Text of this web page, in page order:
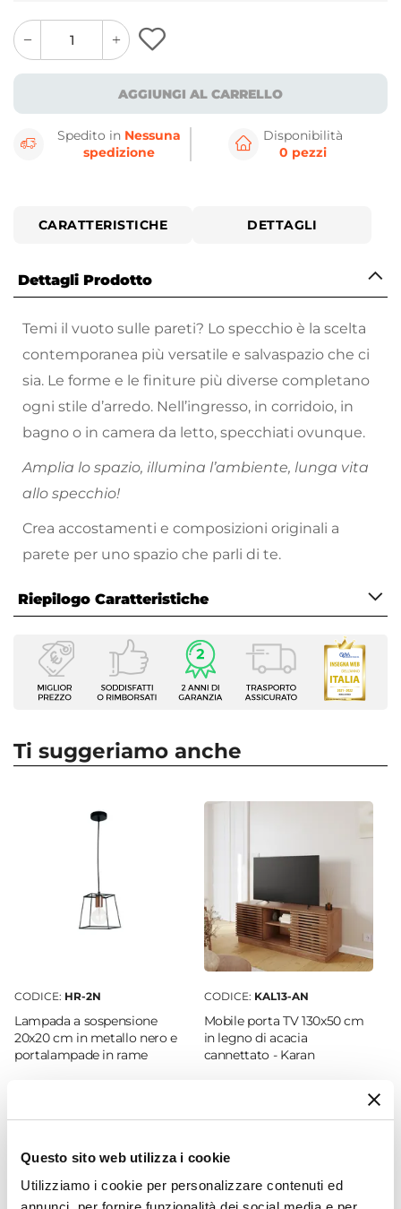
Questo sito web utilizza i cookie
Utilizziamo i cookie per personalizzare contenuti ed
quantity
button
quantity
minus
button
AGGIUNGI AL CARRELLO
Spedito in Nessuna
spedizione
Disponibilità
0 pezzi
CARATTERISTICHE DETTAGLI
Dettagli Prodotto
Temi il vuoto sulle pareti? Lo specchio è la scelta
contemporanea più versatile e salvaspazio che ci
sia. Le forme e le finiture più diverse completano
ogni stile d’arredo. Nell’ingresso, in corridoio, in
bagno o in camera da letto, specchiati ovunque.
Amplia lo spazio, illumina l’ambiente, lunga vita
allo specchio!
Crea accostamenti e composizioni originali a
parete per uno spazio che parli di te.
Riepilogo Caratteristiche
Caratteristiche
Tipologia
Specchio con cornice
Forma Specchio
Orientamento
Orizzontale
Larghezza
140 cm
4 cm
Materiale
Ti suggeriamo anche
CODICE: HR-2N
Lampada a sospensione
20x20 cm in metallo nero e
portalampade in rame
CODICE: KAL13-AN
Mobile porta TV 130x50 cm
in legno di acacia
cannettato - Karan